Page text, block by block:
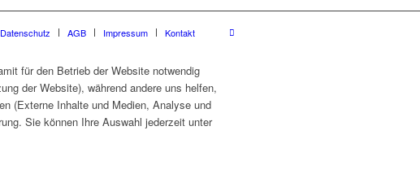
Datenschutz AGB Impressum Kontakt
für den Betrieb der Website notwendig
der Website), während andere uns helfen,
(Externe Inhalte und Medien, Analyse und
Sie können Ihre Auswahl jederzeit unter